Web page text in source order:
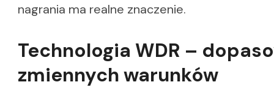
nagrania ma realne znaczenie.
Technologia WDR –
zmiennych warunków